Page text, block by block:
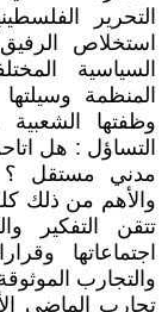
التحرير
استخلاص
السياسية
المنظمة
وظفتها
التساؤل : هل
مدني مستقل ؟
والأهم من ذلك
تتقن التفكير
اجتماعاتها
والتجارب
تجارب الماضي